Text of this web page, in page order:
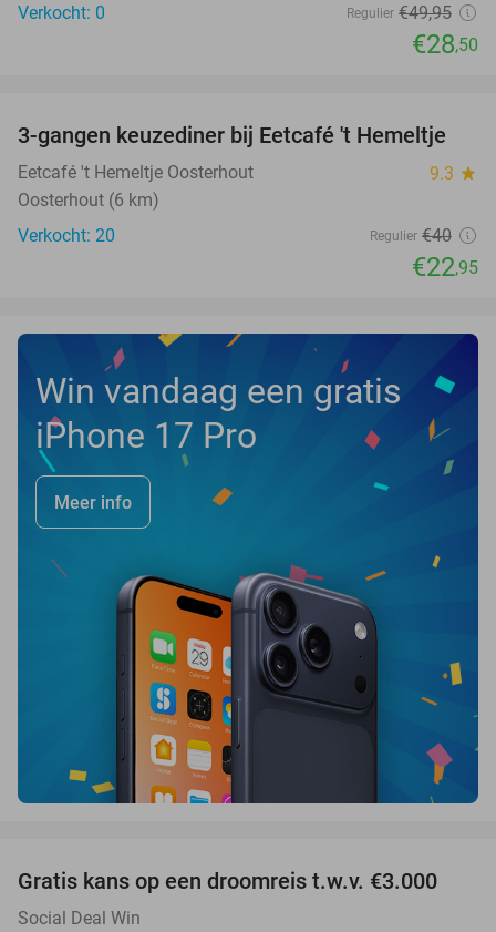
Verkocht: 0
Regulier €49,95
€28,50
43%
3-gangen keuzediner bij Eetcafé 't Hemeltje
Eetcafé 't Hemeltje Oosterhout 9.3 star
Oosterhout (6 km)
Verkocht: 20
Regulier €40
€22,95
Win vandaag een gratis
iPhone 17 Pro
Meer info
Gratis kans op een droomreis t.w.v. €3.000
Social Deal Win